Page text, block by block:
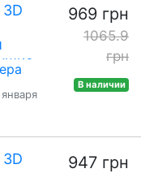
969 грн
1065.9
грн
В наличии
947 грн